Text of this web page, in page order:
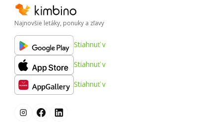
Najnovšie letáky, ponuky a zľavy
Stiahnuť v
Stiahnuť v
Stiahnuť v